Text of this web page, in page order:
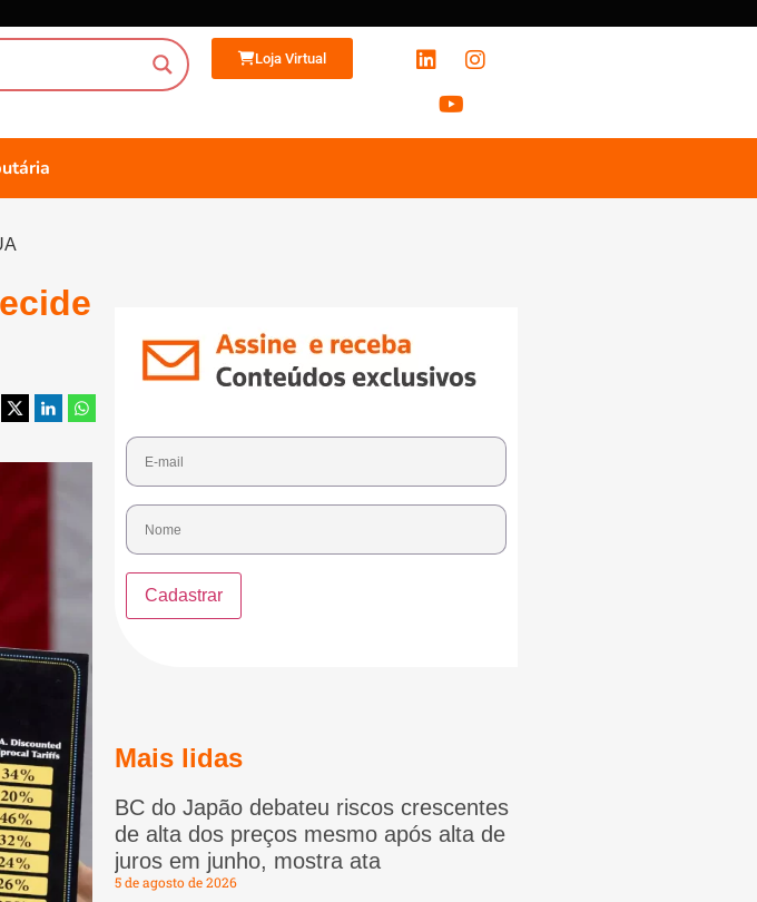
Loja Virtual
Mais lidas
BC do Japão debateu riscos crescentes
de alta dos preços mesmo após alta de
juros em junho, mostra ata
5 de agosto de 2026